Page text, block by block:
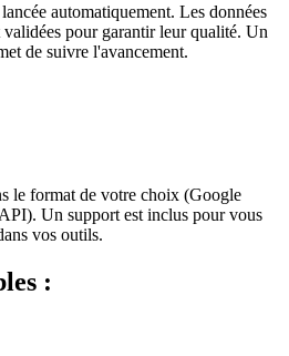
automatiquement. Les données
validées pour garantir leur qualité. Un
de suivre l'avancement.
le format de votre choix (Google
Un support est inclus pour vous
vos outils.
: